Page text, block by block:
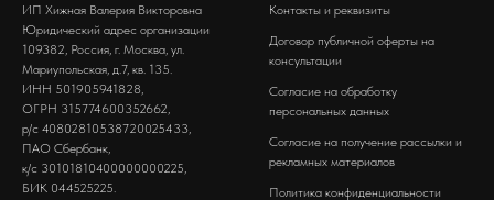
ИП Хижная Валерия Викторовна
Юридический адрес организации
109382, Россия, г. Москва, ул.
Мариупольская, д.7, кв. 135.
ИНН 501905941828,
ОГРН 315774600352662,
р/с 40802810538720025433,
ПАО Сбербанк,
к/с 30101810400000000225,
БИК 044525225.
Контакты и реквизиты
Договор публичной оферты на
консультации
Согласие на обработку
персональных данных
Согласие на получение рассылки и
рекламных материалов
Политика конфиденциальности